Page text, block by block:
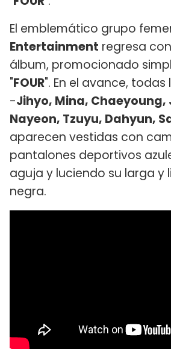
El emblemático grupo
Entertainment regresa
álbum, promocionado
"FOUR". En el avance,
-Jihyo, Mina, Chaeyoung,
Nayeon, Tzuyu, Dahyun,
aparecen vestidas con
pantalones deportivos
aguja y luciendo su larga y
negra.